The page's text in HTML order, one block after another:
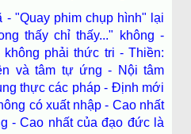
- "Quay phim chụp hình" lại
thấy chỉ thấy..." không -
phải thức tri - Thiền:
và tâm tự ứng - Nội tâm
thực các pháp - Định mới
có xuất nhập - Cao nhất
- Cao nhất của đạo đức là